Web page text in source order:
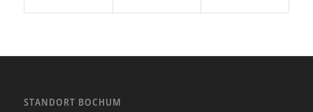
STANDORT BOCHUM